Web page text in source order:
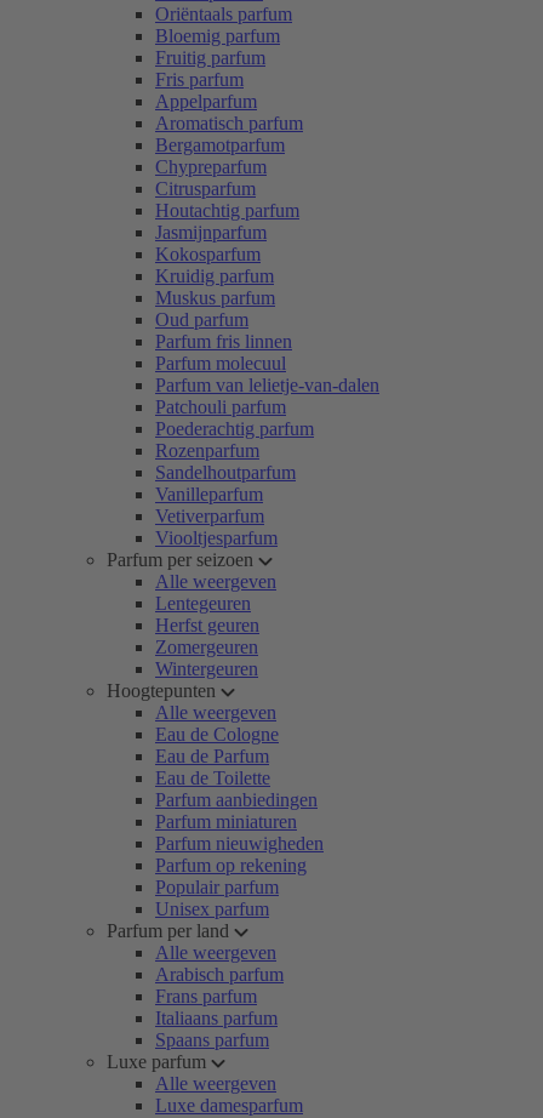
Oriëntaals parfum
Bloemig parfum
Fruitig parfum
Fris parfum
Appelparfum
Aromatisch parfum
Bergamotparfum
Chypreparfum
Citrusparfum
Houtachtig parfum
Jasmijnparfum
Kokosparfum
Kruidig parfum
Muskus parfum
Oud parfum
Parfum fris linnen
Parfum molecuul
Parfum van lelietje-van-dalen
Patchouli parfum
Poederachtig parfum
Rozenparfum
Sandelhoutparfum
Vanilleparfum
Vetiverparfum
Viooltjesparfum
Parfum per seizoen
Alle weergeven
Lentegeuren
Herfst geuren
Zomergeuren
Wintergeuren
Hoogtepunten
Alle weergeven
Eau de Cologne
Eau de Parfum
Eau de Toilette
Parfum aanbiedingen
Parfum miniaturen
Parfum nieuwigheden
Parfum op rekening
Populair parfum
Unisex parfum
Parfum per land
Alle weergeven
Arabisch parfum
Frans parfum
Italiaans parfum
Spaans parfum
Luxe parfum
Alle weergeven
Luxe damesparfum